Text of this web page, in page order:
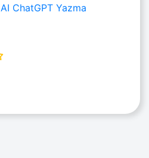
AI ChatGPT Yazma